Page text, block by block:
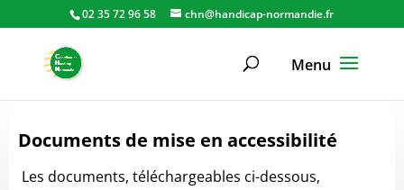
02 35 72 96 58 chn@handicap-normandie.fr
Documents de mise en accessibilité
Les documents, téléchargeables ci-dessous,